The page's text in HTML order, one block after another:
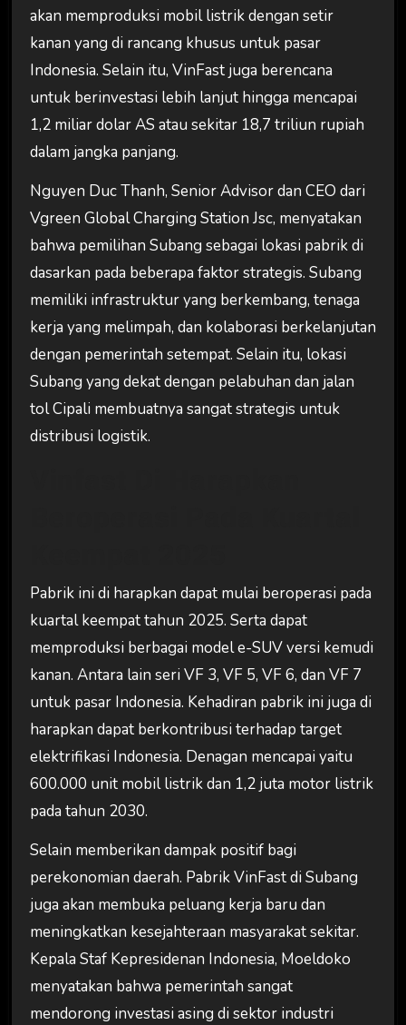
akan memproduksi mobil listrik dengan setir
kanan yang di rancang khusus untuk pasar
Indonesia. Selain itu, VinFast juga berencana
untuk berinvestasi lebih lanjut hingga mencapai
1,2 miliar dolar AS atau sekitar 18,7 triliun rupiah
dalam jangka panjang.
Nguyen Duc Thanh, Senior Advisor dan CEO dari
Vgreen Global Charging Station Jsc, menyatakan
bahwa pemilihan Subang sebagai lokasi pabrik di
dasarkan pada beberapa faktor strategis. Subang
memiliki infrastruktur yang berkembang, tenaga
kerja yang melimpah, dan kolaborasi berkelanjutan
dengan pemerintah setempat. Selain itu, lokasi
Subang yang dekat dengan pelabuhan dan jalan
tol Cipali membuatnya sangat strategis untuk
distribusi logistik.
Pabrik ini di harapkan dapat mulai beroperasi pada
kuartal keempat tahun 2025. Serta dapat
memproduksi berbagai model e-SUV versi kemudi
kanan. Antara lain seri VF 3, VF 5, VF 6, dan VF 7
untuk pasar Indonesia. Kehadiran pabrik ini juga di
harapkan dapat berkontribusi terhadap target
elektrifikasi Indonesia. Denagan mencapai yaitu
600.000 unit mobil listrik dan 1,2 juta motor listrik
pada tahun 2030.
Selain memberikan dampak positif bagi
perekonomian daerah. Pabrik VinFast di Subang
juga akan membuka peluang kerja baru dan
meningkatkan kesejahteraan masyarakat sekitar.
Kepala Staf Kepresidenan Indonesia, Moeldoko
menyatakan bahwa pemerintah sangat
mendorong investasi asing di sektor industri